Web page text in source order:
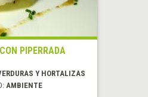
PIPERRADA
Y HORTALIZAS
AMBIENTE